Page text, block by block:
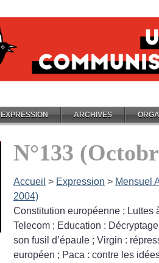
EXPRESSION ARCHIVES
N°133
Accueil > Expression > Mensuel
2004)
Constitution européenne ; Luttes
Telecom ; Education :
son fusil d’épaule ; Virgin :
européen ; Paca : contre les